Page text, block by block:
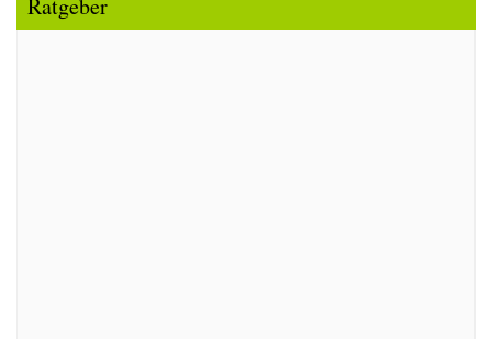
Ratgeber